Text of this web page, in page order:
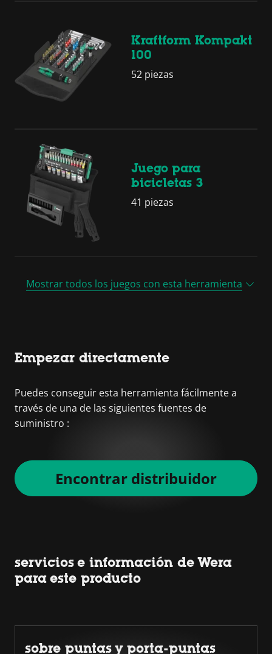
Kraftform Kompakt
100
52 piezas
Juego para
bicicletas 3
41 piezas
Mostrar todos los juegos con esta herramienta
Empezar directamente
Puedes conseguir esta herramienta fácilmente a
través de una de las siguientes fuentes de
suministro :
Encontrar distribuidor
servicios e información de Wera
para este producto
sobre puntas y porta-puntas